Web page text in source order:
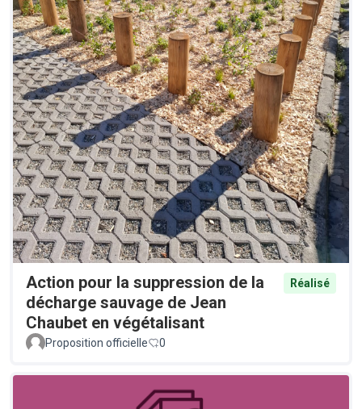
Action pour la suppression de la
décharge sauvage de Jean
Chaubet en végétalisant
Réalisé
Proposition officielle 0